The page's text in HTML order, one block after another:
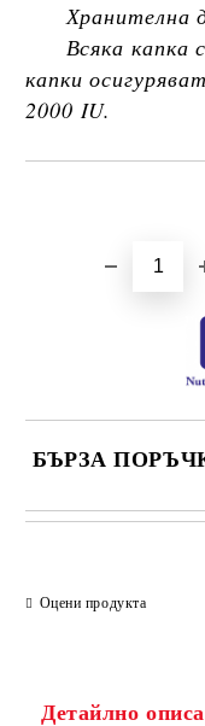
Хранителна
Всяка
капки
2000 IU.
БЪРЗА
Ние ще се свържем с
Оцени продукта
Детайлно